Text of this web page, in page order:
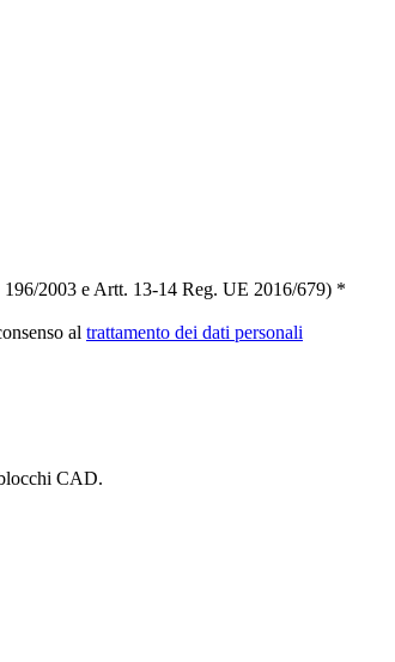
2003 e Artt. 13-14 Reg. UE 2016/679) *
al trattamento dei dati personali
CAD.